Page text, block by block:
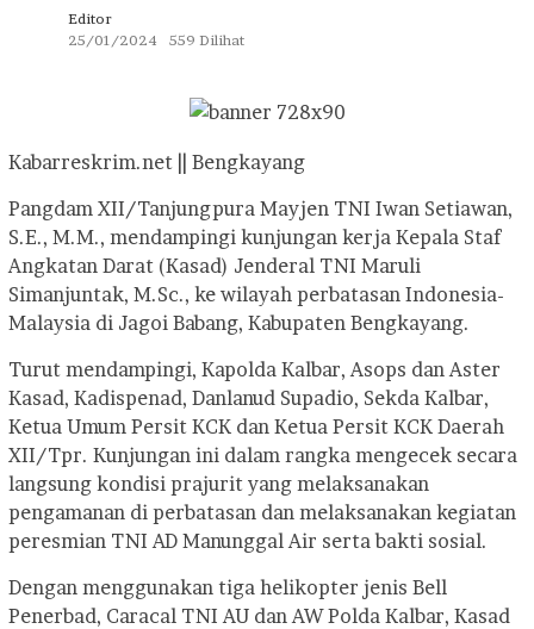
Editor
25/01/2024
559 Dilihat
Kabarreskrim.net || Bengkayang
Pangdam XII/Tanjungpura Mayjen TNI Iwan Setiawan,
S.E., M.M., mendampingi kunjungan kerja Kepala Staf
Angkatan Darat (Kasad) Jenderal TNI Maruli
Simanjuntak, M.Sc., ke wilayah perbatasan Indonesia-
Malaysia di Jagoi Babang, Kabupaten Bengkayang.
Turut mendampingi, Kapolda Kalbar, Asops dan Aster
Kasad, Kadispenad, Danlanud Supadio, Sekda Kalbar,
Ketua Umum Persit KCK dan Ketua Persit KCK Daerah
XII/Tpr. Kunjungan ini dalam rangka mengecek secara
langsung kondisi prajurit yang melaksanakan
pengamanan di perbatasan dan melaksanakan kegiatan
peresmian TNI AD Manunggal Air serta bakti sosial.
Dengan menggunakan tiga helikopter jenis Bell
Penerbad, Caracal TNI AU dan AW Polda Kalbar, Kasad